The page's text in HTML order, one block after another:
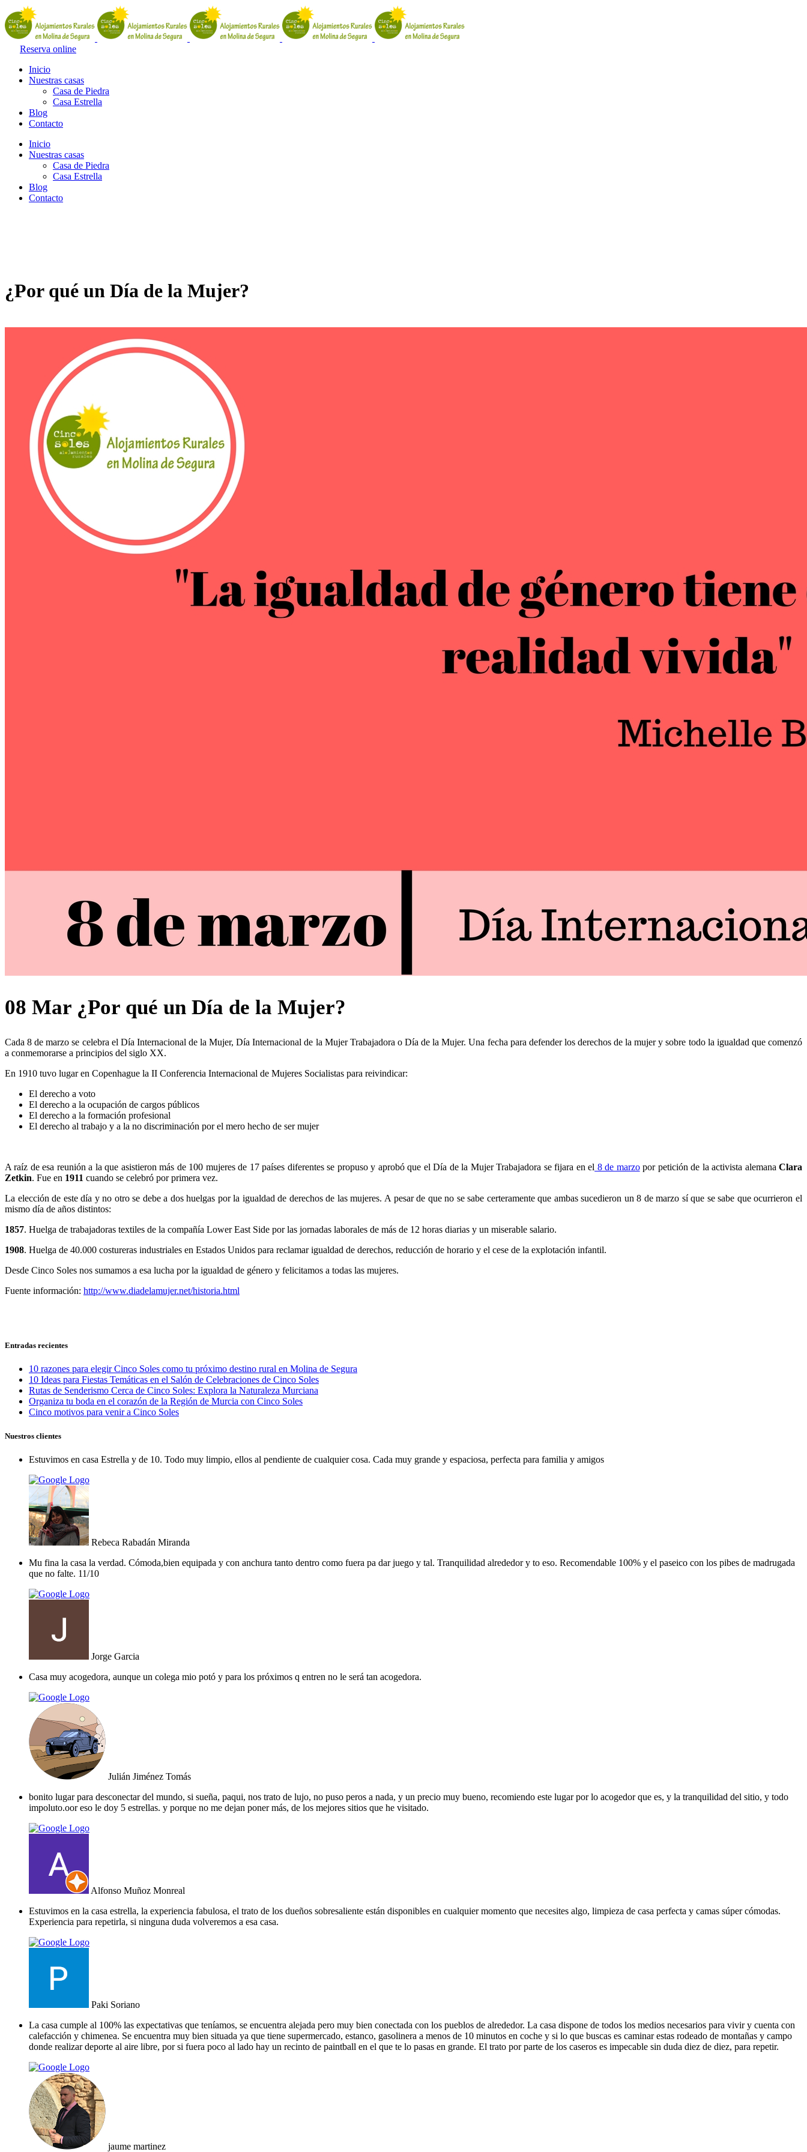
Reserva online
Inicio
Nuestras casas
Casa de Piedra
Casa Estrella
Blog
Contacto
Inicio
Nuestras casas
Casa de Piedra
Casa Estrella
Blog
Contacto
¿Por qué un Día de la Mujer?
08 Mar ¿Por qué un Día de la Mujer?
Cada 8 de marzo se celebra el Día Internacional de la Mujer, Día Internacional de la Mujer Trabajadora o Día de la Mujer. Una fecha para defender los derechos de la mujer y sobre todo la igualdad que comenzó
a conmemorarse a principios del siglo XX.
En 1910 tuvo lugar en Copenhague la II Conferencia Internacional de Mujeres Socialistas para reivindicar:
El derecho a voto
El derecho a la ocupación de cargos públicos
El derecho a la formación profesional
El derecho al trabajo y a la no discriminación por el mero hecho de ser mujer
A raíz de esa reunión a la que asistieron más de 100 mujeres de 17 países diferentes se propuso y aprobó que el Día de la Mujer Trabajadora se fijara en el 8 de marzopor petición de la activista alemanaClara
Zetkin. Fue en 1911 cuando se celebró por primera vez.
La elección de este día y no otro se debe a dos huelgas por la igualdad de derechos de las mujeres. A pesar de que no se sabe certeramente que ambas sucedieron un 8 de marzo sí que se sabe que ocurrieron el
mismo día de años distintos:
1857. Huelga de trabajadoras textiles de la compañía Lower East Side por las jornadas laborales de más de 12 horas diarias y un miserable salario.
1908. Huelga de 40.000 costureras industriales en Estados Unidos para reclamar igualdad de derechos, reducción de horario y el cese de la explotación infantil.
Desde Cinco Soles nos sumamos a esa lucha por la igualdad de género y felicitamos a todas las mujeres.
Fuente información: http://www.diadelamujer.net/historia.html
Entradas recientes
10 razones para elegir Cinco Soles como tu próximo destino rural en Molina de Segura
10 Ideas para Fiestas Temáticas en el Salón de Celebraciones de Cinco Soles
Rutas de Senderismo Cerca de Cinco Soles: Explora la Naturaleza Murciana
Organiza tu boda en el corazón de la Región de Murcia con Cinco Soles
Cinco motivos para venir a Cinco Soles
Nuestros clientes
Estuvimos en casa Estrella y de 10. Todo muy limpio, ellos al pendiente de cualquier cosa. Cada muy grande y espaciosa, perfecta para familia y amigos
Rebeca Rabadán Miranda
Mu fina la casa la verdad. Cómoda,bien equipada y con anchura tanto dentro como fuera pa dar juego y tal. Tranquilidad alrededor y to eso. Recomendable 100% y el paseico con los pibes de madrugada
que no falte. 11/10
Jorge Garcia
Casa muy acogedora, aunque un colega mio potó y para los próximos q entren no le será tan acogedora.
Julián Jiménez Tomás
bonito lugar para desconectar del mundo, si sueña, paqui, nos trato de lujo, no puso peros a nada, y un precio muy bueno, recomiendo este lugar por lo acogedor que es, y la tranquilidad del sitio, y todo
impoluto.oor eso le doy 5 estrellas. y porque no me dejan poner más, de los mejores sitios que he visitado.
Alfonso Muñoz Monreal
Estuvimos en la casa estrella, la experiencia fabulosa, el trato de los dueños sobresaliente están disponibles en cualquier momento que necesites algo, limpieza de casa perfecta y camas súper cómodas.
Experiencia para repetirla, si ninguna duda volveremos a esa casa.
Paki Soriano
La casa cumple al 100% las expectativas que teníamos, se encuentra alejada pero muy bien conectada con los pueblos de alrededor. La casa dispone de todos los medios necesarios para vivir y cuenta con
calefacción y chimenea. Se encuentra muy bien situada ya que tiene supermercado, estanco, gasolinera a menos de 10 minutos en coche y si lo que buscas es caminar estas rodeado de montañas y campo
donde realizar deporte al aire libre, por si fuera poco al lado hay un recinto de paintball en el que te lo pasas en grande. El trato por parte de los caseros es impecable sin duda diez de diez, para repetir.
jaume martinez